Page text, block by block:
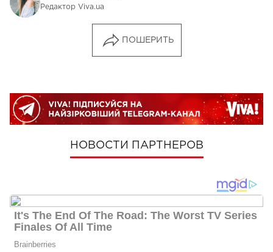
Редактор Viva.ua
ПОШЕРИТЬ
НОВОСТИ ПАРТНЕРОВ